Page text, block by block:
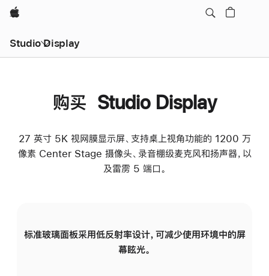
Apple
Studio Display
购买 Studio Display
27 英寸 5K 视网膜显示屏、支持桌上视角功能的 1200 万
像素 Center Stage 摄像头、录音棚级麦克风和扬声器，以
及雷雳 5 端口。
标准玻璃面板采用低反射率设计，可减少使用环境中的屏
幕眩光。